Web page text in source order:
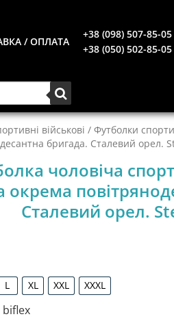
/ ОПЛАТА
+38 (098) 507-85-05
+38 (050) 502-85-05
військові / Футболки
бригада. Сталевий орел.
чоловіча
окрема
Сталевий орел.
L
L
XL
XL
XXL
XXL
XXXL
XXXL
biflex